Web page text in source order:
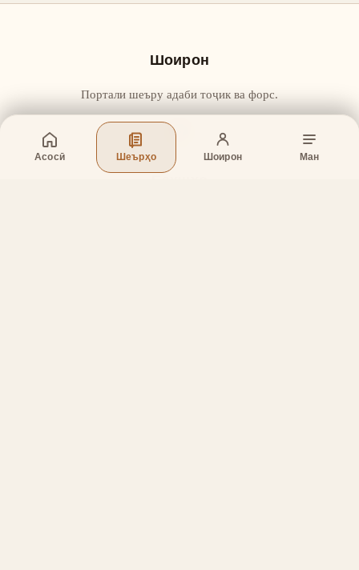
Асосӣ Шеърҳо Шоирон Ман
Шоирон
Портали шеъру адаби тоҷик ва форс.